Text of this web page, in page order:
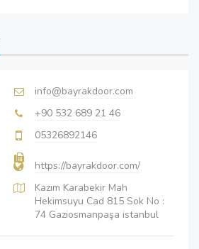
info@bayrakdoor.com
+90 532 689 21 46
05326892146
https://bayrakdoor.com/
Kazım Karabekir Mah
Hekimsuyu Cad 815 Sok No :
74 Gaziosmanpaşa istanbul